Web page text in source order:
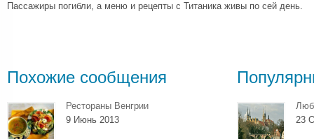
Пассажиры погибли, а меню и рецепты с Титаника живы по сей день.
Похожие сообщения
Рестораны Венгрии
9 Июнь 2013
23